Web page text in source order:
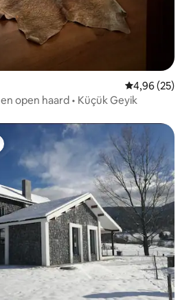
Gemiddelde
4,96 (25)
open haard • Küçük Geyik